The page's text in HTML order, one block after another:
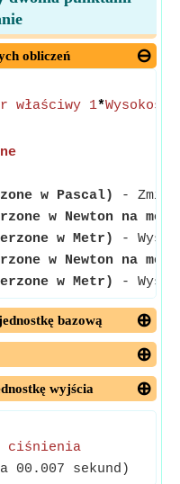
obliczeń
właściwy 1*Wysokość
w Pascal)
-
w Newton na
w Metr)
-
w Newton na
w Metr) -
bazową
wyjścia
ciśnienia
00.007 sekund)